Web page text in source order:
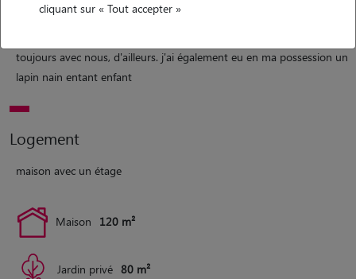
j'ai eu plusieurs chien et chat depuis petit.. en passant, notamment
toujours avec nous, d'ailleurs. j'ai également eu en ma possession un
lapin nain entant enfant
Logement
maison avec un étage
Maison 120 m²
Jardin privé 80 m²
cliquant sur « Tout accepter »